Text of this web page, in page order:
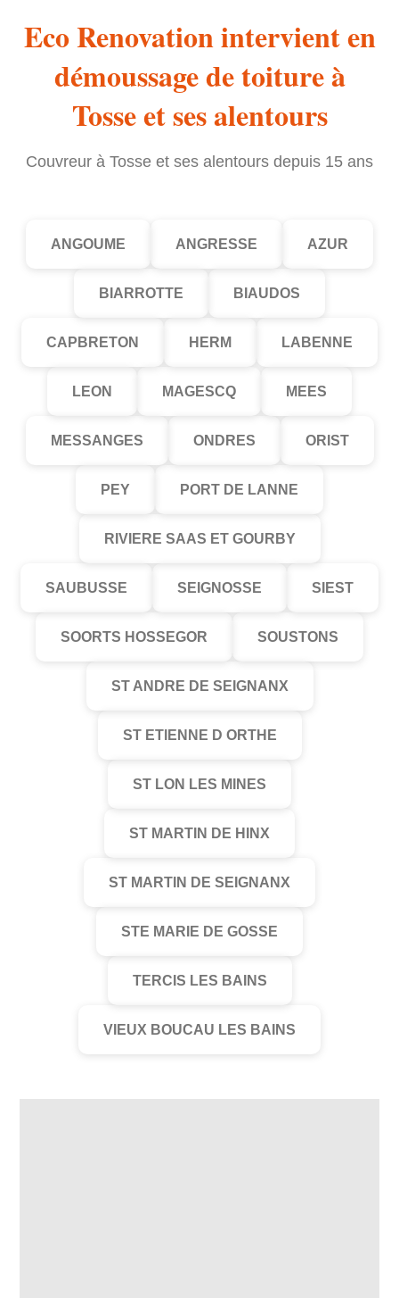
Eco Renovation intervient en
démoussage de toiture à
Tosse et ses alentours
Couvreur à Tosse et ses alentours depuis 15 ans
ANGOUME ANGRESSE AZUR
BIARROTTE BIAUDOS
CAPBRETON HERM LABENNE
LEON MAGESCQ MEES
MESSANGES ONDRES ORIST
PEY PORT DE LANNE
RIVIERE SAAS ET GOURBY
SAUBUSSE SEIGNOSSE SIEST
SOORTS HOSSEGOR SOUSTONS
ST ANDRE DE SEIGNANX
ST ETIENNE D ORTHE
ST LON LES MINES
ST MARTIN DE HINX
ST MARTIN DE SEIGNANX
STE MARIE DE GOSSE
TERCIS LES BAINS
VIEUX BOUCAU LES BAINS